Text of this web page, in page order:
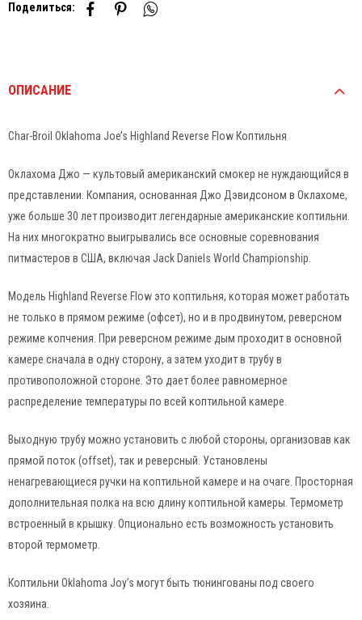
Поделиться:
ОПИСАНИЕ
Char-Broil Oklahoma Joe’s Highland Reverse Flow Коптильня
Оклахома Джо — культовый американский смокер не нуждающийся в
представлении. Компания, основанная Джо Дэвидсоном в Оклахоме,
уже больше 30 лет производит легендарные американские коптильни.
На них многократно выигрывались все основные соревнования
питмастеров в США, включая Jack Daniels World Championship.
Модель Highland Reverse Flow это коптильня, которая может работать
не только в прямом режиме (офсет), но и в продвинутом, реверсном
режиме копчения. При реверсном режиме дым проходит в основной
камере сначала в одну сторону, а затем уходит в трубу в
противоположной стороне. Это дает более равномерное
распределение температуры по всей коптильной камере.
Выходную трубу можно установить с любой стороны, организовав как
прямой поток (offset), так и реверсный. Установлены
ненагревающиеся ручки на коптильной камере и на очаге. Просторная
дополнительная полка на всю длину коптильной камеры. Термометр
встроенный в крышку. Опционально есть возможность установить
второй термометр.
Коптильни Oklahoma Joy’s могут быть тюнингованы под своего
хозяина.